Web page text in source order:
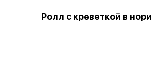
Ролл с креветкой в нори